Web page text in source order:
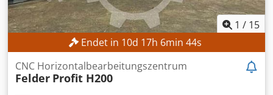
1 / 15
Endet in 10d 17h 6min 42s
CNC Horizontalbearbeitungszentrum
Felder Profit H200